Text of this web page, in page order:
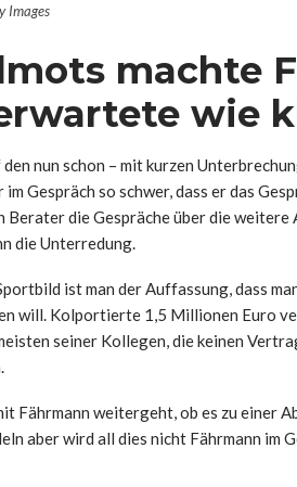
Images
machte
wie
nun schon – mit kurzen
Gespräch so schwer, dass er das
Berater die Gespräche über die
die Unterredung.
ist man der Auffassung, dass
will. Kolportierte 1,5 Millionen Euro
seiner Kollegen, die keinen
Fährmann weitergeht, ob es zu einer
aber wird all dies nicht Fährmann im